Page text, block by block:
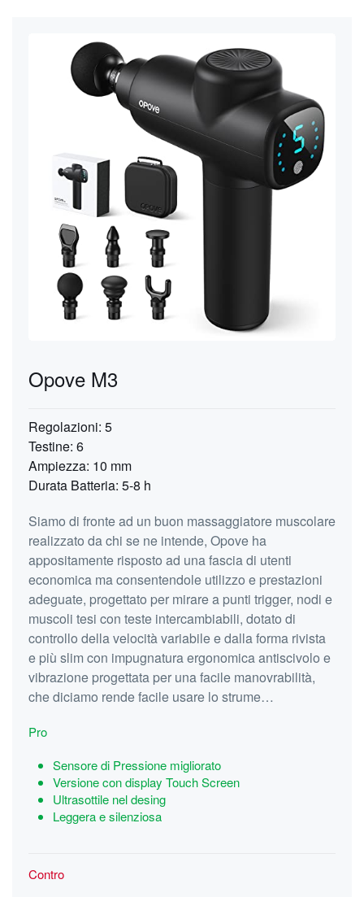
Opove M3
Regolazioni: 5
Testine: 6
Ampiezza: 10 mm
Durata Batteria: 5-8 h
Siamo di fronte ad un buon massaggiatore muscolare
realizzato da chi se ne intende, Opove ha
appositamente risposto ad una fascia di utenti
economica ma consentendole utilizzo e prestazioni
adeguate, progettato per mirare a punti trigger, nodi e
muscoli tesi con teste intercambiabili, dotato di
controllo della velocità variabile e dalla forma rivista
e più slim con impugnatura ergonomica antiscivolo e
vibrazione progettata per una facile manovrabilità,
che diciamo rende facile usare lo strume…
Pro
Sensore di Pressione migliorato
Versione con display Touch Screen
Ultrasottile nel desing
Leggera e silenziosa
Contro